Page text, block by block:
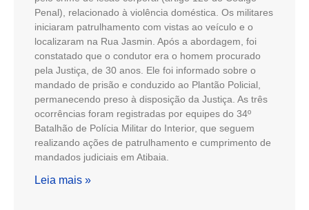
Penal), relacionado à violência doméstica. Os militares
iniciaram patrulhamento com vistas ao veículo e o
localizaram na Rua Jasmin. Após a abordagem, foi
constatado que o condutor era o homem procurado
pela Justiça, de 30 anos. Ele foi informado sobre o
mandado de prisão e conduzido ao Plantão Policial,
permanecendo preso à disposição da Justiça. As três
ocorrências foram registradas por equipes do 34º
Batalhão de Polícia Militar do Interior, que seguem
realizando ações de patrulhamento e cumprimento de
mandados judiciais em Atibaia.
Leia mais »